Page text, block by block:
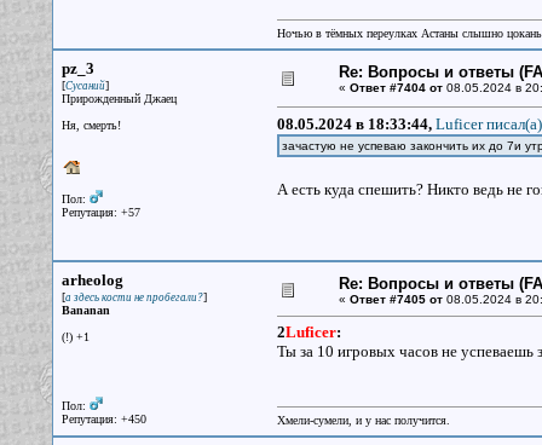
Ночью в тёмных переулках Астаны слышно
pz_3
[Сусаний]
Прирожденный Джаец
Ня, смерть!
Пол:
Репутация: +57
Re: Вопросы и ответы
« Ответ #7404 от08.05.2024 в
08.05.2024 в 18:33:44, Luficer писал(a)
зачастую не успеваю закончить их до 7и
А есть куда спешить? Никто ведь не
arheolog
[а здесь кости не пробегали?]
Bananan
(!) +1
Пол:
Репутация: +450
Re: Вопросы и ответы
« Ответ #7405 от08.05.2024 в
2Luficer:
Ты за 10 игровых часов не успеваешь
Хмели-сумели, и у нас получится.